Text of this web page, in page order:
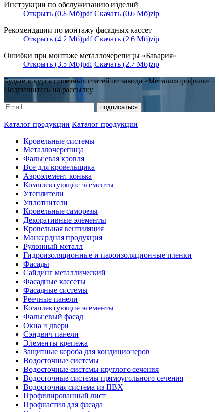
Инструкции по обслуживанию изделий
Открыть (0.8 Мб)pdf Скачать (0.6 Мб)zip
Рекомендации по монтажу фасадных кассет
Открыть (4.2 Мб)pdf Скачать (2.6 Мб)zip
Ошибки при монтаже металлочерепицы «Бавария»
Открыть (3.5 Мб)pdf Скачать (2.7 Мб)zip
Будьте в курсе полезных статей от завода «Металлопрофиль»
Подпишитесь на рассылку
Каталог продукции Каталог продукции
Кровельные системы
Металлочерепица
Фальцевая кровля
Все для кровельщика
Аэроэлемент конька
Комплектующие элементы
Утеплители
Уплотнители
Кровельные саморезы
Декоративные элементы
Кровельная вентиляция
Мансардная продукция
Рулонный металл
Гидроизоляционные и пароизоляционные пленки
Фасады
Сайдинг металлический
Фасадные кассеты
Фасадные системы
Реечные панели
Комплектующие элементы
Фальцевый фасад
Окна и двери
Сэндвич панели
Элементы крепежа
Защитные короба для кондиционеров
Водосточные системы
Водосточные системы круглого сечения
Водосточные системы прямоугольного сечения
Водосточная система из ПВХ
Профилированный лист
Профнастил для фасада